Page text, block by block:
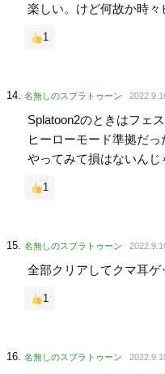
楽しい。けど何故か時
1
名無しのスプラトゥーン
Splatoon2のときはフェ
ヒーローモード準拠だっ
やってみて損はないんじ
1
名無しのスプラトゥーン
全部クリアしてクマ耳ゲ
1
名無しのスプラトゥーン